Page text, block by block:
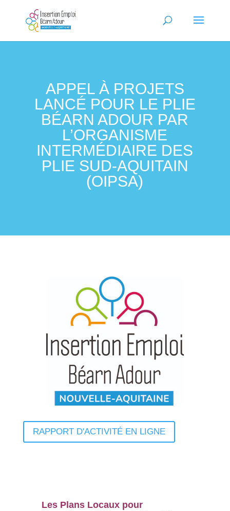
APPEL À PROJETS
LANCÉ POUR LE PLIE
BÉARN ADOUR PAR
L’ORGANISME
INTERMÉDIAIRE DES
PLIE SUD-AQUITAIN
(OIPSA)
RAPPORT D'ACTIVITÉ EN LIGNE
Les Plans Locaux pour